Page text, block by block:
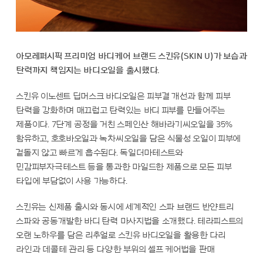
아모레퍼시픽 프리미엄 바디케어 브랜드 스킨유(SKIN U)가 보습과
탄력까지 책임지는 바디오일을 출시했다.
스킨유 이노센트 딥머스크 바디오일은 피부결 개선과 함께 피부
탄력을 강화하며 매끄럽고 탄력있는 바디 피부를 만들어주는
제품이다. 7단계 공정을 거친 스페인산 해바라기씨오일을 35%
함유하고, 호호바오일과 녹차씨오일을 담은 식물성 오일이 피부에
겉돌지 않고 빠르게 흡수된다. 독일더마테스트와
민감피부자극테스트 등을 통과한 마일드한 제품으로 모든 피부
타입에 부담없이 사용 가능하다.
스킨유는 신제품 출시와 동시에 세계적인 스파 브랜드 반얀트리
스파와 공동개발한 바디 탄력 마사지법을 소개했다. 테라피스트의
오랜 노하우를 담은 리추얼로 스킨유 바디오일을 활용한 다리
라인과 데콜테 관리 등 다양한 부위의 셀프 케어법을 판매